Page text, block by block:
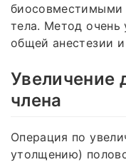
биосовместимыми
тела. Метод очень
общей анестезии
Увеличение
члена
Операция по
утолщению)